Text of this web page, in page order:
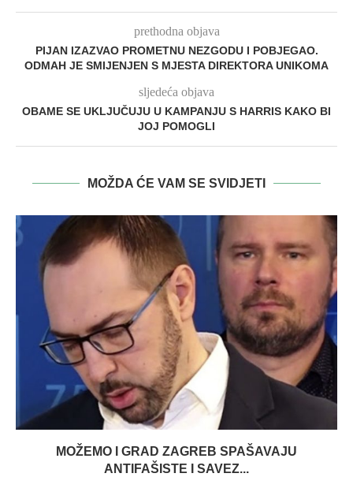
prethodna objava
PIJAN IZAZVAO PROMETNU NEZGODU I POBJEGAO.
ODMAH JE SMIJENJEN S MJESTA DIREKTORA UNIKOMA
sljedeća objava
OBAME SE UKLJUČUJU U KAMPANJU S HARRIS KAKO BI
JOJ POMOGLI
MOŽDA ĆE VAM SE SVIDJETI
MOŽEMO I GRAD ZAGREB SPAŠAVAJU
ANTIFAŠISTE I SAVEZ...